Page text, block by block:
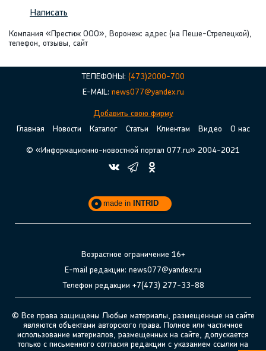
Написать
Компания «Престиж ООО», Воронеж: адрес (на Пеше-Стрелецкой),
телефон, отзывы, сайт
ТЕЛЕФОНЫ: (473)2000-700
E-MAIL: news077@yandex.ru
Добавить свою фирму
Главная
Новости Каталог Статьи Клиентам Видео О нас
© «Информационно-новостной портал 077.ru» 2004-2021
made in INTRID
Возрастное ограничение 16+
E-mail редакции: news077@yandex.ru
Телефон редакции +7(473) 277-33-88
© Все права защищены Любые материалы, размещенные на сайте
являются объектами авторского права. Полное или частичное
использование материалов, размещенных на сайте, допускается
только с письменного согласия редакции с указанием ссылки на